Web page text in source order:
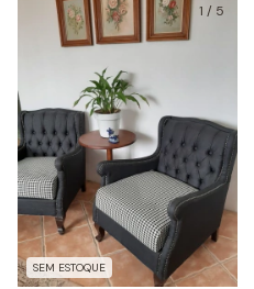
1 / 5
SEM ESTOQUE